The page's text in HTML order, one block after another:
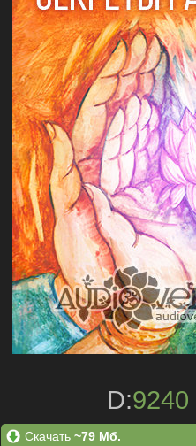
D:9240
Скачать ~79 Мб.